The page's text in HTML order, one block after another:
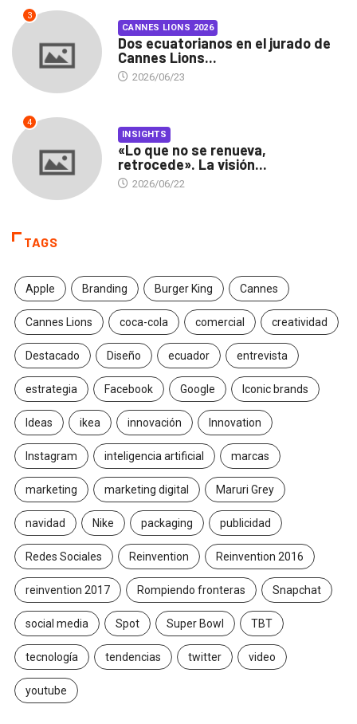
3
CANNES LIONS 2026
Dos ecuatorianos en el jurado de
Cannes Lions...
2026/06/23
4
INSIGHTS
«Lo que no se renueva,
retrocede». La visión...
2026/06/22
TAGS
Apple Branding Burger King Cannes
Cannes Lions coca-cola comercial creatividad
Destacado Diseño ecuador entrevista
estrategia Facebook Google Iconic brands
Ideas ikea innovación Innovation
Instagram inteligencia artificial marcas
marketing marketing digital Maruri Grey
navidad Nike packaging publicidad
Redes Sociales Reinvention Reinvention 2016
reinvention 2017 Rompiendo fronteras Snapchat
social media Spot Super Bowl TBT
tecnología tendencias twitter video
youtube